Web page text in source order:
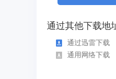
通过其他下载地
通过迅雷下载
通用网络下载